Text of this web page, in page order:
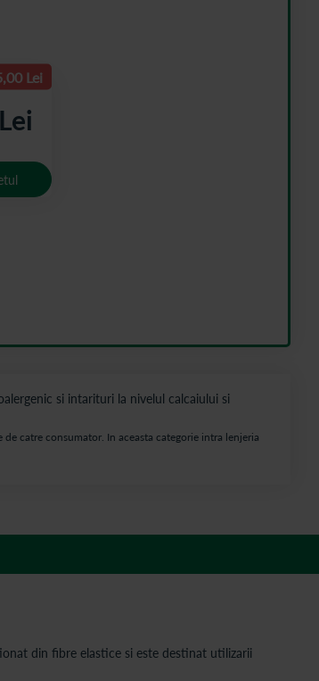
si intarituri la nivelul calcaiului si
catre consumator. In aceasta categorie intra lenjeria
Lei
din fibre elastice si este destinat utilizarii